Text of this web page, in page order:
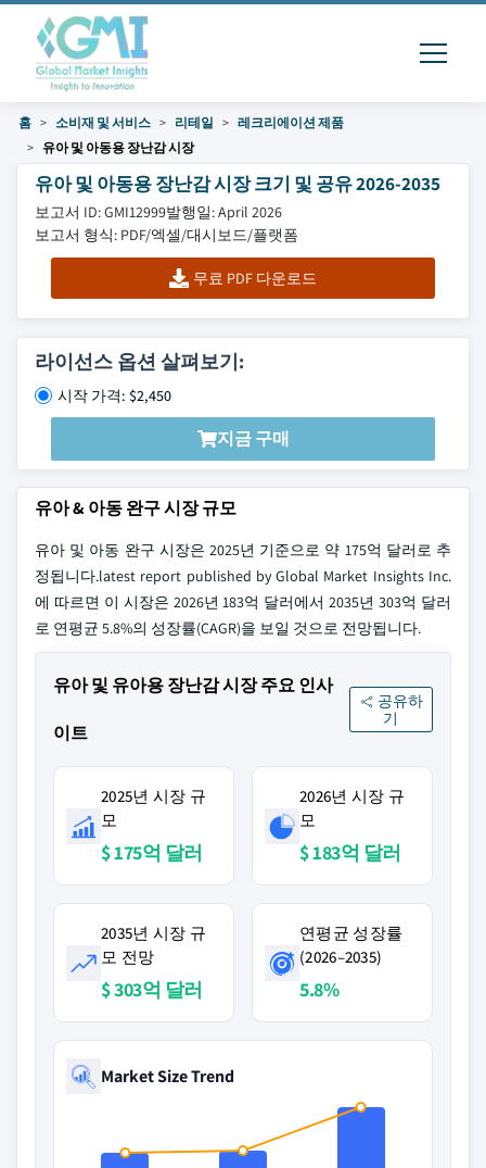
홈 소비재 및 서비스 리테일
레크리에이션 제품
유아 및 아동용 장난감 시장
유아 및 아동용 장난감 시장 크기 및 공유 2026-2035
보고서 ID: GMI12999발행일: April 2026
보고서 형식: PDF/엑셀/대시보드/플랫폼
무료 PDF 다운로드
라이선스 옵션 살펴보기:
시작 가격: $2,450
지금 구매
유아 & 아동 완구 시장 규모
유아 및 아동 완구 시장은 2025년 기준으로 약 175억 달러로 추
정됩니다.latest report published by Global Market Insights Inc.
에 따르면 이 시장은 2026년 183억 달러에서 2035년 303억 달러
로 연평균 5.8%의 성장률(CAGR)을 보일 것으로 전망됩니다.
유아 및 유아용 장난감 시장 주요 인사
이트
공유하
기
2025년 시장 규
모
$ 175억 달러
2026년 시장 규
모
$ 183억 달러
2035년 시장 규
모 전망
$ 303억 달러
연평균 성장률
(2026–2035)
5.8%
Market Size Trend